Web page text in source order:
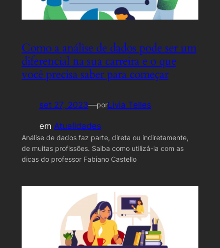
Como a análise de dados pode ser um
diferencial na sua carreira e o que
você precisa saber para começar
set 27, 2023—porLivia Telles
em Atualidades
Análise de dados faz parte, direta ou indiretamente,
de muitas profissões. Saiba como utilizá-la com as
dicas do professor Fabiano Castello